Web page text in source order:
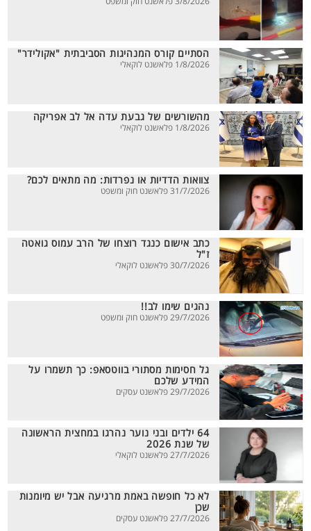
הסתיים קורס המנהיגות הסביבתית "אקולידר"
1/8/2026 פלאשנט לוקאלי
מהשורשים של גבעת עדה אל לב אפריקה
1/8/2026 פלאשנט לוקאלי
צוואות הדדיות או נפרדות: מה מתאים לכם?
31/7/2026 פלאשנט חוק ומשפט
כתב אישום כנגד רוצחו של הרב עמוס גואטה
ז"ל
30/7/2026 פלאשנט לוקאלי
נהגים שימו לב!!
29/7/2026 פלאשנט חוק ומשפט
גל חסימות מסתורי בווטסאפ: כך תשמרו על
המידע שלכם
29/7/2026 פלאשנט עסקים
64 ילדים ובני נוער נהרגו במחצית הראשונה
של שנת 2026
27/7/2026 פלאשנט לוקאלי
לא כל חופשה באמת מרגיעה אבל יש מיומנות
שכן
27/7/2026 פלאשנט עסקים